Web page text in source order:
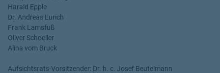
Harald Epple
Dr. Andreas Eurich
Frank Lamsfuß
Oliver Schoeller
Alina vom Bruck
Aufsichtsrats-Vorsitzender: Dr. h. c. Josef Beutelmann